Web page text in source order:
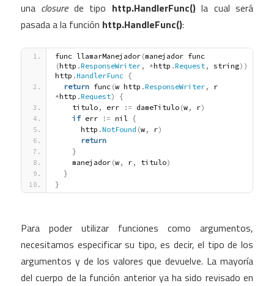
una closurede tipo http.HandlerFunc()la cual será
pasada a la función http.HandleFunc():
func llamarManejador (
(http .ResponseWriter , *http .Request , string) )
http .HandlerFunc {
return func (w http .ResponseWriter ,
*http .Request)
{
    titulo
, err : = dameTitulo (w , r)
if err ! = nil {
      http
.NotFound (w , r)
return
}
    manejador
(w , r , titulo)
}
}
Para poder utilizar funciones como argumentos,
necesitamos especificar su tipo, es decir, el tipo de los
argumentos y de los valores que devuelve. La mayoría
del cuerpo de la función anterior ya ha sido revisado en